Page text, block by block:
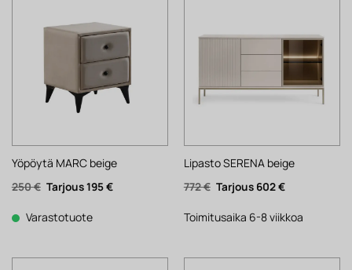
Yöpöytä MARC beige
250€ Alkuperäinen
hinta
250 €.
195€Nykyinen
Varastotuote
Lipasto SERENA beige
772€ Alkuperäinen
hinta
772 €.
602€Nykyinen
602 €.
Toimitusaika 6-8 viikkoa